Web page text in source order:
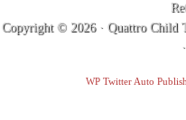
Copyright © 2026 · Quattro Child
·
WP Twitter Auto